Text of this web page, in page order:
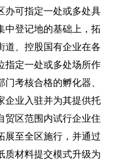
办可指定一处或多处具
中登记地的基础上，拓
道、控股国有企业在各
指定一处或多处场所作
考核合格的孵化器、
企业入驻并为其提供托
贸区范围内试行企业住
展至全区施行，并通过
质材料提交模式升级为